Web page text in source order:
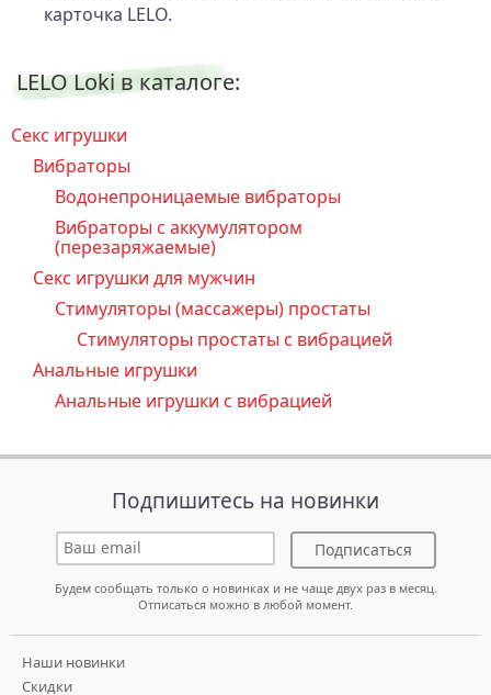
карточка LELO.
LELO Loki в каталоге:
Секс игрушки
Вибраторы
Водонепроницаемые вибраторы
Вибраторы с аккумулятором
(перезаряжаемые)
Секс игрушки для мужчин
Стимуляторы (массажеры) простаты
Стимуляторы простаты с вибрацией
Анальные игрушки
Анальные игрушки с вибрацией
Подпишитесь на новинки
Подписаться
Будем сообщать только о новинках и не чаще двух раз в месяц.
Отписаться можно в любой момент.
Наши новинки
Скидки